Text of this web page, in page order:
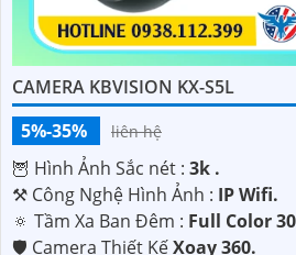
CAMERA KBVISION KX-S5L
5%-35%
liên hệ
🦉 Hình Ảnh Sắc nét : 3k .
⚒ Công Nghệ Hình Ảnh : IP Wifi.
🔅 Tầm Xa Ban Đêm : Full Color
🛡 Camera Thiết KếXoay 360.